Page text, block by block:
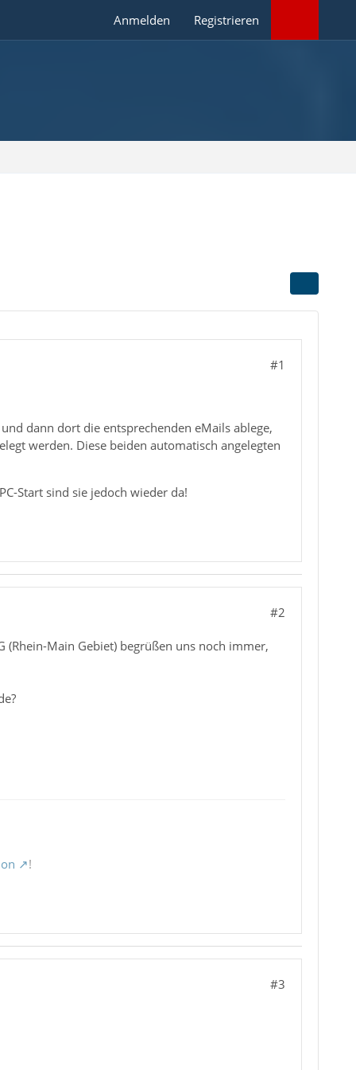
Anmelden Registrieren
#1
dann dort die entsprechenden eMails ablege,
werden. Diese beiden automatisch angelegten
Start sind sie jedoch wieder da!
#2
Main Gebiet) begrüßen uns noch immer,
!
#3